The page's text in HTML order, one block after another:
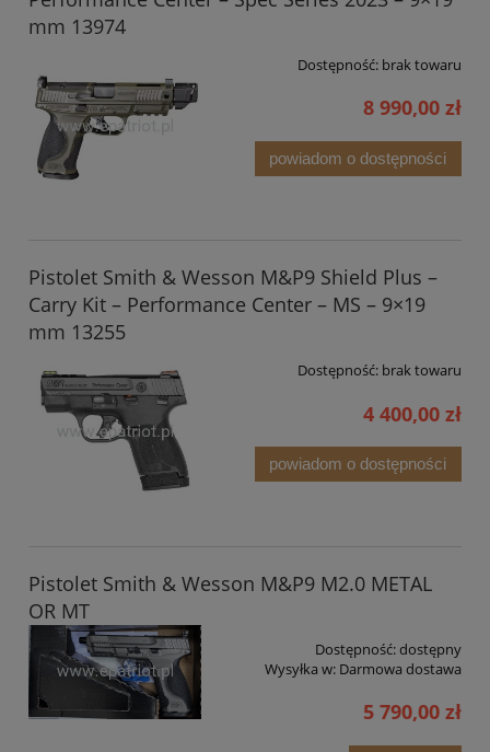
mm 13974
Dostępność: brak towaru
8 990,00 zł
powiadom o dostępności
Pistolet Smith & Wesson M&P9 Shield Plus –
Carry Kit – Performance Center – MS – 9×19
mm 13255
Dostępność: brak towaru
4 400,00 zł
powiadom o dostępności
Pistolet Smith & Wesson M&P9 M2.0 METAL
OR MT
Dostępność:dostępny
Wysyłka w: Darmowa dostawa
5 790,00 zł